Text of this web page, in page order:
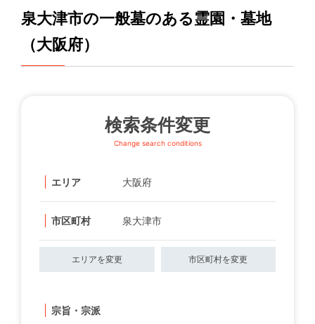
泉大津市の一般墓のある霊園・墓地
（大阪府）
検索条件変更
Change search conditions
エリア 大阪府
市区町村 泉大津市
エリアを変更 市区町村を変更
宗旨・宗派